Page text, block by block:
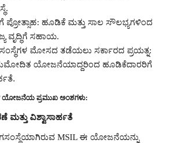
ಪ್ರೋತ್ಸಾಹ: ಹೂಡಿಕೆ ಮತ್ತು ಸಾಲ ಸೌಲಭ್ಯಗಳಿಂದ
ವೃದ್ಧಿಗೆ ಸಹಾಯ.
ಮೋಸದ ತಡೆಯಲು ಸರ್ಕಾರದ ಪ್ರಯತ್ನ:
ಯೋಜನೆಯಾದ್ದರಿಂದ ಹೂಡಿಕೆದಾರರಿಗೆ
ಯೋಜನೆಯ ಪ್ರಮುಖ ಅಂಶಗಳು:
ಮತ್ತು ವಿಶ್ವಾಸಾರ್ಹತೆ
MSIL ಈ ಯೋಜನೆಯನ್ನು